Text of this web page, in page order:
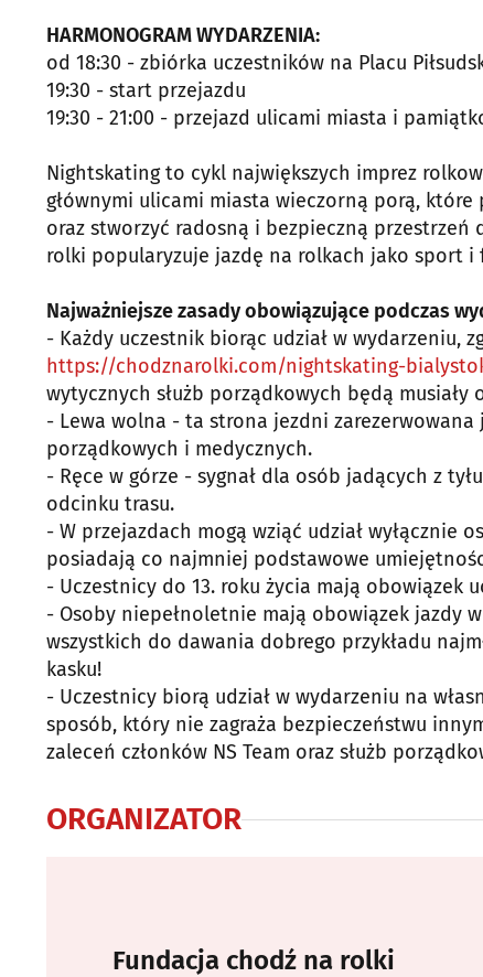
HARMONOGRAM WYDARZENIA:
od 18:30 - zbiórka uczestników na Placu
19:30 - start przejazdu
19:30 - 21:00 - przejazd ulicami miasta i
Nightskating to cykl największych imprez
głównymi ulicami miasta wieczorną porą,
oraz stworzyć radosną i bezpieczną przestrzeń
rolki popularyzuje jazdę na rolkach jako sport
Najważniejsze zasady obowiązujące podczas
- Każdy uczestnik biorąc udział w wydarzeniu,
https://chodznarolki.com/nightskating-
wytycznych służb porządkowych będą musiały
- Lewa wolna - ta strona jezdni zarezerwowana
porządkowych i medycznych.
- Ręce w górze - sygnał dla osób jadących z
odcinku trasu.
- W przejazdach mogą wziąć udział wyłącznie
posiadają co najmniej podstawowe
- Uczestnicy do 13. roku życia mają obowiązek
- Osoby niepełnoletnie mają obowiązek jazdy
wszystkich do dawania dobrego przykładu
kasku!
- Uczestnicy biorą udział w wydarzeniu na
sposób, który nie zagraża bezpieczeństwu
zaleceń członków NS Team oraz służb
ORGANIZATOR
Fundacja chodź na rolki